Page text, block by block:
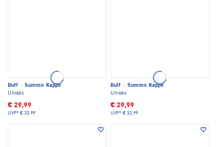
Buff · Summit Kappe
Unisex
€ 29,99
UVP* € 33,99
Buff · Summit Kappe
Unisex
€ 29,99
UVP* € 33,99